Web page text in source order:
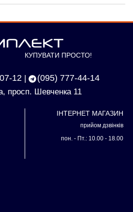
КУПУВАТИ ПРОСТО!
12 (095) 777-44-14
просп. Шевченка 11
ІНТЕРНЕТ МАГАЗИН
прийом дзвінків
пон. - Пт.: 10.00 - 18.00